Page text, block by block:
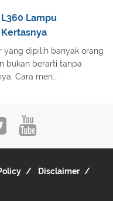
Lampu
yang dipilih banyak orang
bukan berarti tanpa
Cara men...
Disclaimer